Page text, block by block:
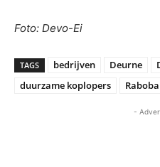
Foto: Devo-Ei
TAGS bedrijven Deurne
duurzame koplopers
-